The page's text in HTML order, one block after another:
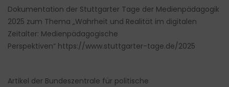
Dokumentation der Stuttgarter Tage der Medienpädagogik
2025 zum Thema „Wahrheit und Realität im digitalen
Zeitalter: Medienpädagogische
Perspektiven“ https://www.stuttgarter-tage.de/2025
Artikel der Bundeszentrale für politische